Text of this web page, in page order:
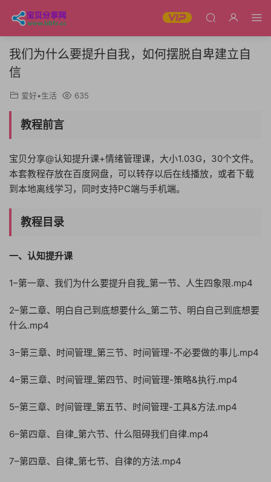
我们为什么要提升自我，如何摆脱自卑建立自
信
爱好•生活 635
教程前言
宝贝分享@认知提升课+情绪管理课，大小1.03G，30个文件。
本套教程存放在百度网盘，可以转存以后在线播放，或者下载
到本地离线学习，同时支持PC端与手机端。
教程目录
一、认知提升课
1–第一章、我们为什么要提升自我_第一节、人生四象限.mp4
2–第二章、明白自己到底想要什么_第二节、明白自己到底想要
什么.mp4
3–第三章、时间管理_第三节、时间管理-不必要做的事儿.mp4
4–第三章、时间管理_第四节、时间管理-策略&执行.mp4
5–第三章、时间管理_第五节、时间管理-工具&方法.mp4
6–第四章、自律_第六节、什么阻碍我们自律.mp4
7–第四章、自律_第七节、自律的方法.mp4